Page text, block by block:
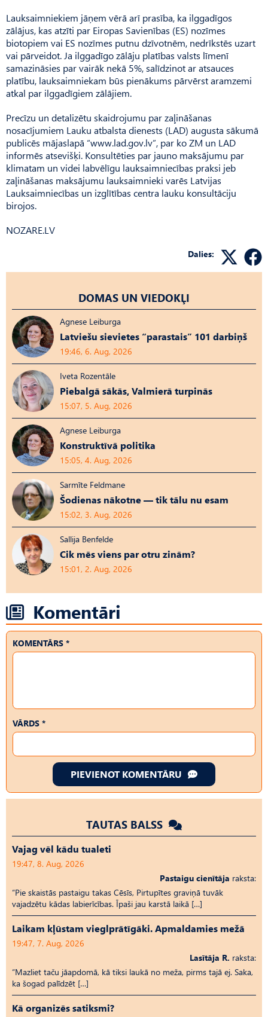
Lauksaimniekiem jāņem vērā arī prasība, ka ilggadīgos
zālājus, kas atzīti par Eiropas Savienības (ES) nozīmes
biotopiem vai ES nozīmes putnu dzīvotnēm, nedrīkstēs uzart
vai pārveidot. Ja ilggadīgo zālāju platības valsts līmenī
samazināsies par vairāk nekā 5%, salīdzinot ar atsauces
platību, lauksaimniekam būs pienākums pārvērst aramzemi
atkal par ilggadīgiem zālājiem.
Precīzu un detalizētu skaidrojumu par zaļināšanas
nosacījumiem Lauku atbalsta dienests (LAD) augusta sākumā
publicēs mājaslapā “www.lad.gov.lv”, par ko ZM un LAD
informēs atsevišķi. Konsultēties par jauno maksājumu par
klimatam un videi labvēlīgu lauksaimniecības praksi jeb
zaļināšanas maksājumu lauksaimnieki varēs Latvijas
Lauksaimniecības un izglītības centra lauku konsultāciju
birojos.
NOZARE.LV
Dalies:
DOMAS UN VIEDOKĻI
Agnese Leiburga
Latviešu sievietes “parastais” 101 darbiņš
19:46, 6. Aug, 2026
Iveta Rozentāle
Piebalgā sākās, Valmierā turpinās
15:07, 5. Aug, 2026
Agnese Leiburga
Konstruktīvā politika
15:05, 4. Aug, 2026
Sarmīte Feldmane
Šodienas nākotne — tik tālu nu esam
15:02, 3. Aug, 2026
Sallija Benfelde
Cik mēs viens par otru zinām?
15:01, 2. Aug, 2026
Komentāri
KOMENTĀRS *
VĀRDS *
PIEVIENOT KOMENTĀRU
TAUTAS BALSS
Vajag vēl kādu tualeti
19:47, 8. Aug, 2026
Pastaigu cienītāja raksta:
“Pie skaistās pastaigu takas Cēsīs, Pirtupītes graviņā tuvāk
vajadzētu kādas labierīcības. Īpaši jau karstā laikā […]
Laikam kļūstam vieglprātīgāki. Apmaldamies mežā
19:47, 7. Aug, 2026
Lasītāja R. raksta:
“Mazliet taču jāapdomā, kā tiksi laukā no meža, pirms tajā ej. Saka,
ka šogad palīdzēt […]
Kā organizēs satiksmi?